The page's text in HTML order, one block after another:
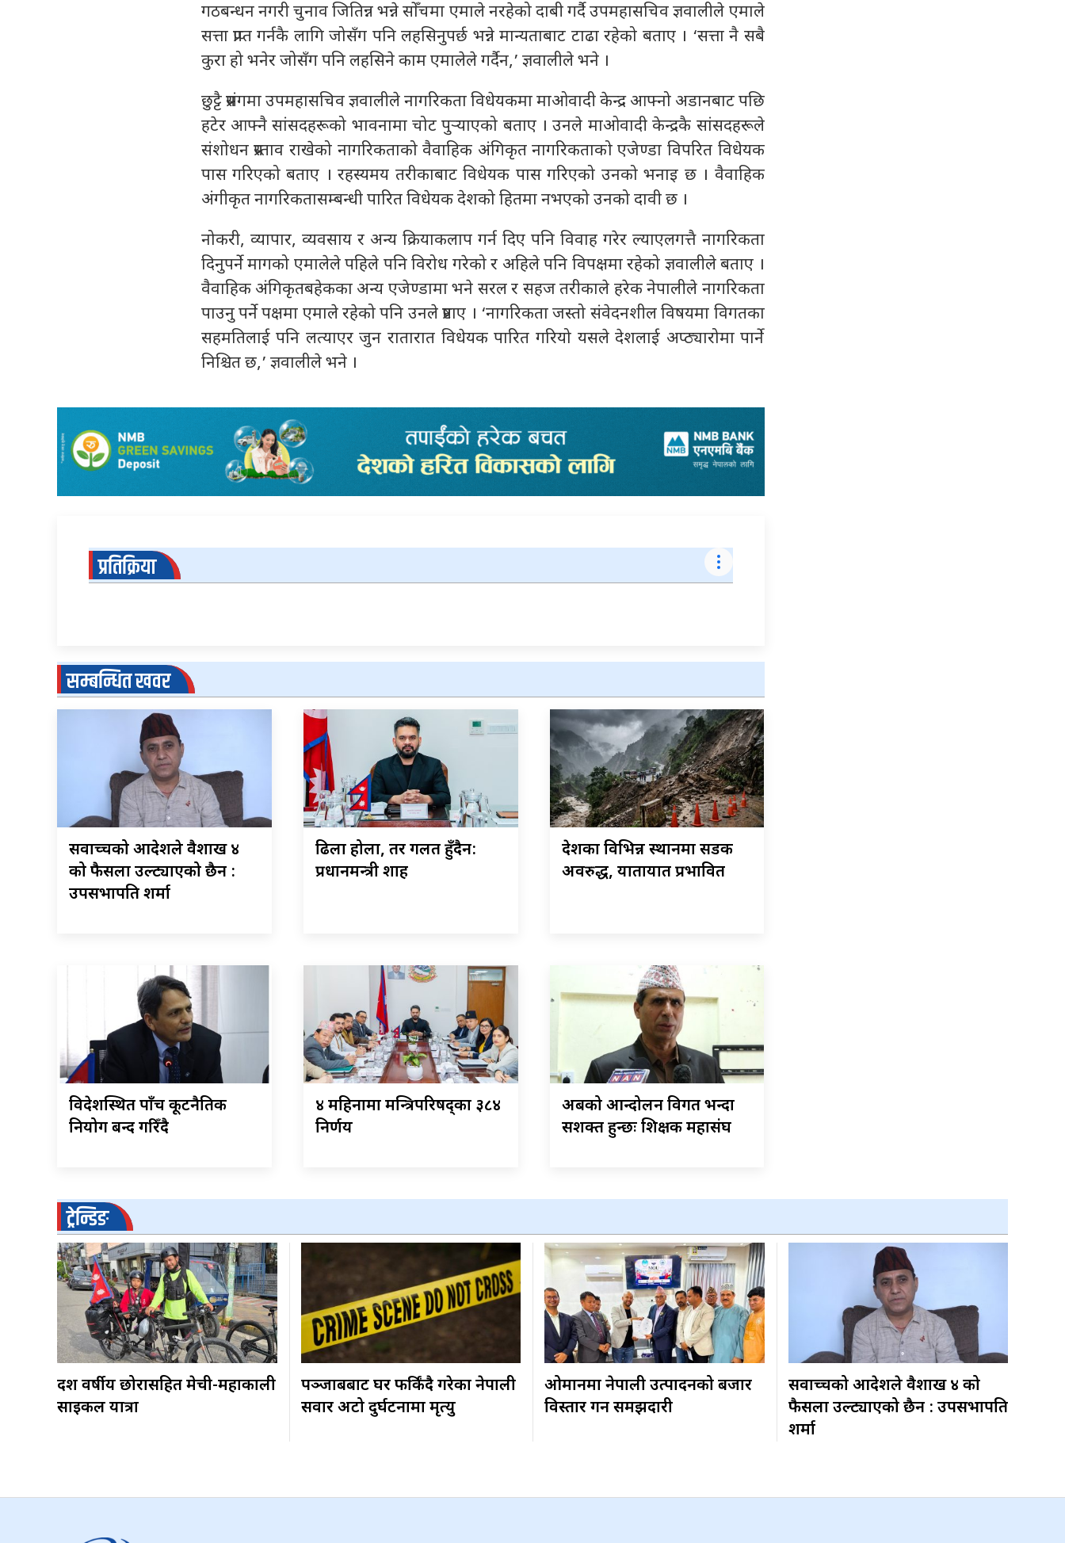
गठबन्धन नगरी चुनाव जितिन्न भन्ने सोँचमा एमाले नरहेको दाबी गर्दै उपमहासचिव ज्ञवालीले एमाले
सत्ता प्राप्त गर्नकै लागि जोसँग पनि लहसिनुपर्छ भन्ने मान्यताबाट टाढा रहेको बताए । ‘सत्ता नै सबै
कुरा हो भनेर जोसँग पनि लहसिने काम एमालेले गर्दैन,’ ज्ञवालीले भने ।
छुट्टै प्रसंगमा उपमहासचिव ज्ञवालीले नागरिकता विधेयकमा माओवादी केन्द्र आफ्नो अडानबाट पछि
हटेर आफ्नै सांसदहरूको भावनामा चोट पुर्‍याएको बताए । उनले माओवादी केन्द्रकै सांसदहरूले
संशोधन प्रस्ताव राखेको नागरिकताको वैवाहिक अंगिकृत नागरिकताको एजेण्डा विपरित विधेयक
पास गरिएको बताए । रहस्यमय तरीकाबाट विधेयक पास गरिएको उनको भनाइ छ । वैवाहिक
अंगीकृत नागरिकतासम्बन्धी पारित विधेयक देशको हितमा नभएको उनको दावी छ ।
नोकरी, व्यापार, व्यवसाय र अन्य क्रियाकलाप गर्न दिए पनि विवाह गरेर ल्याएलगत्तै नागरिकता
दिनुपर्ने मागको एमालेले पहिले पनि विरोध गरेको र अहिले पनि विपक्षमा रहेको ज्ञवालीले बताए ।
वैवाहिक अंगिकृतबहेकका अन्य एजेण्डामा भने सरल र सहज तरीकाले हरेक नेपालीले नागरिकता
पाउनु पर्ने पक्षमा एमाले रहेको पनि उनले प्रष्टाए । ‘नागरिकता जस्तो संवेदनशील विषयमा विगतका
सहमतिलाई पनि लत्याएर जुन रातारात विधेयक पारित गरियो यसले देशलाई अप्ठ्यारोमा पार्ने
निश्चित छ,’ ज्ञवालीले भने ।
प्रतिक्रिया
सम्बन्धित खवर
सर्वोच्चको आदेशले वैशाख ४
को फैसला उल्ट्याएको छैन :
उपसभापति शर्मा
ढिला होला, तर गलत हुँदैन:
प्रधानमन्त्री शाह
देशका विभिन्न स्थानमा सडक
अवरुद्ध, यातायात प्रभावित
विदेशस्थित पाँच कूटनैतिक
नियोग बन्द गरिँदै
४ महिनामा मन्त्रिपरिषद्का ३८४
निर्णय
अबको आन्दोलन विगत भन्दा
सशक्त हुन्छः शिक्षक महासंघ
ट्रेन्डिङ
दश वर्षीय छोरासहित मेची-महाकाली
साइकल यात्रा
पञ्जाबबाट घर फर्किंदै गरेका नेपाली
सवार अटो दुर्घटनामा मृत्यु
ओमानमा नेपाली उत्पादनको बजार
विस्तार गर्ने समझदारी
सर्वोच्चको आदेशले वैशाख ४ को
फैसला उल्ट्याएको छैन : उपसभापति
शर्मा